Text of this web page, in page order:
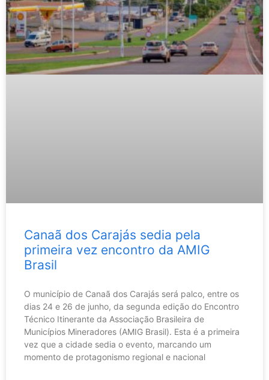
Canaã dos Carajás sedia pela
primeira vez encontro da AMIG
Brasil
O município de Canaã dos Carajás será palco, entre os
dias 24 e 26 de junho, da segunda edição do Encontro
Técnico Itinerante da Associação Brasileira de
Municípios Mineradores (AMIG Brasil). Esta é a primeira
vez que a cidade sedia o evento, marcando um
momento de protagonismo regional e nacional